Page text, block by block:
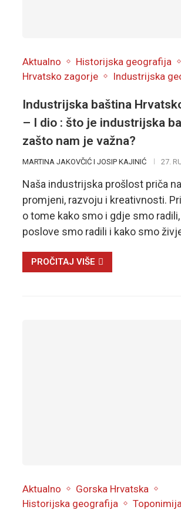
Aktualno
Historijska geografija
Hrvatsko zagorje
Industrijska
Industrijska baština
– I dio : što je industrijska
zašto nam je važna?
MARTINA JAKOVČIĆ I JOSIP KAJINIĆ 27.
Naša industrijska prošlost priča
promjeni, razvoju i kreativnosti.
o tome kako smo i gdje smo
poslove smo radili i kako smo
PROČITAJ VIŠE
Aktualno
Gorska Hrvatska
Historijska geografija
Toponimija